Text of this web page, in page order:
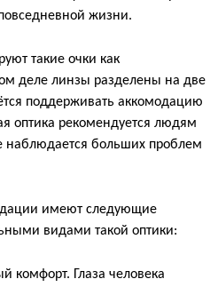
жизни.
такие очки как
деле линзы разделены на две
поддерживать аккомодацию
оптика рекомендуется людям
наблюдается больших проблем
имеют следующие
видами такой оптики:
комфорт. Глаза человека